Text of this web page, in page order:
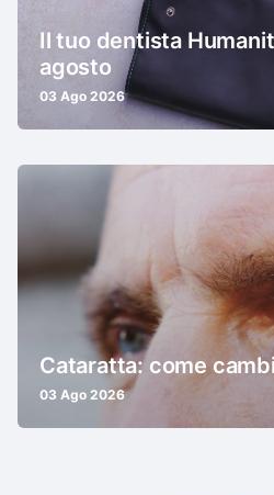
Il tuo dentista
agosto
03 Ago 2026
Cataratta: come
03 Ago 2026